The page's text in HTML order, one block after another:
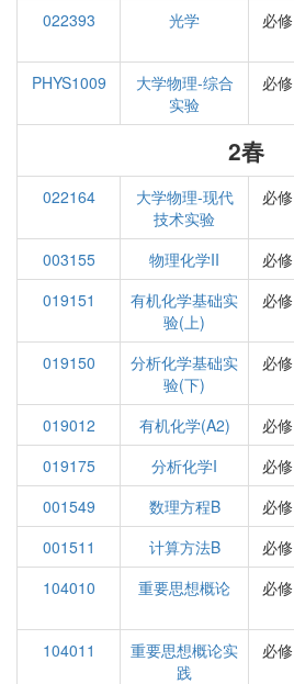
022393
光学 必修
PHYS1009
大学物理-综合
实验
必修
2春
022164
大学物理-现代
技术实验
必修
003155 物理化学II 必修
019151
有机化学基础实
验(上)
必修
019150
分析化学基础实
验(下)
必修
019012 有机化学(A2) 必修
019175
分析化学I 必修
001549
数理方程B 必修
001511
计算方法B 必修
104010
重要思想概论 必修
104011
重要思想概论实
践
必修